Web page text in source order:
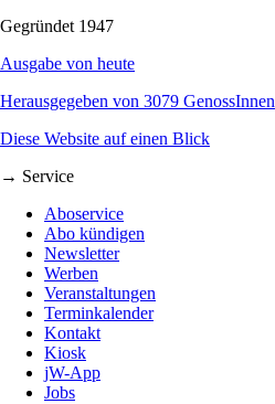
Gegründet 1947
Ausgabe von heute
Herausgegeben von 3079 GenossInnen
Diese Website auf einen Blick
→ Service
Aboservice
Abo kündigen
Newsletter
Werben
Veranstaltungen
Terminkalender
Kontakt
Kiosk
jW-App
Jobs